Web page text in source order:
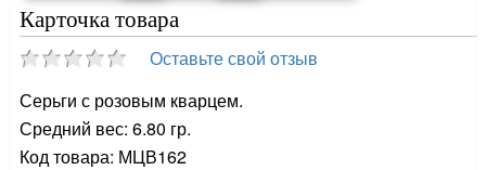
Карточка товара
Оставьте свой отзыв
Серьги с розовым кварцем.
Средний вес: 6.80 гр.
Код товара: МЦВ162